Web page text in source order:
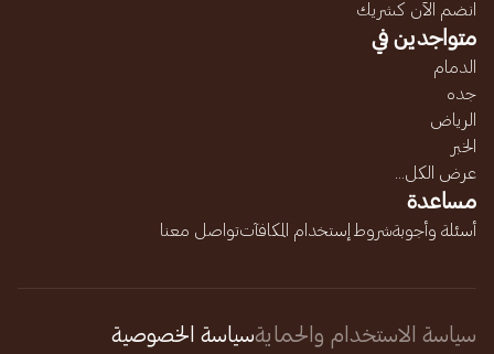
انضم الآن كشريك
متواجدين في
الدمام
جده
الرياض
الخبر
عرض الكل...
مساعدة
أسئلة وأجوبةشروط إستخدام المكافآتتواصل معنا
سياسة الاستخدام والحمايةسياسة الخصوصية